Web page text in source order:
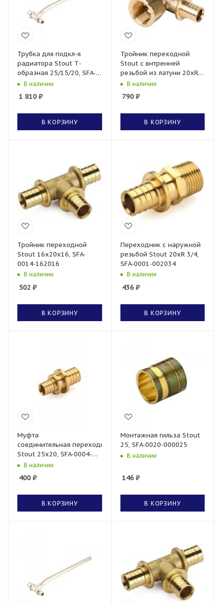
Трубка для подкл-я
радиатора Stout Т-
образная 25/15/20, SFA-
0026-252520
В наличии
1 810 ₽
В КОРЗИНУ
Тройник переходной
Stout с внтренней
резьбой из латуни 20xRp
3/4В наличии
790₽
В КОРЗИНУ
Тройник переходной
Stout 16x20x16, SFA-
0014-162016
В наличии
502 ₽
В КОРЗИНУ
Переходник с наружной
резьбой Stout 20xR 3/4,
SFA-0001-002034
В наличии
436₽
В КОРЗИНУ
Муфта
соединительная переходная
Stout 25x20, SFA-0004-
002520
В наличии
400 ₽
В КОРЗИНУ
Монтажная гильза Stout
25, SFA-0020-000025
В наличии
146₽
В КОРЗИНУ